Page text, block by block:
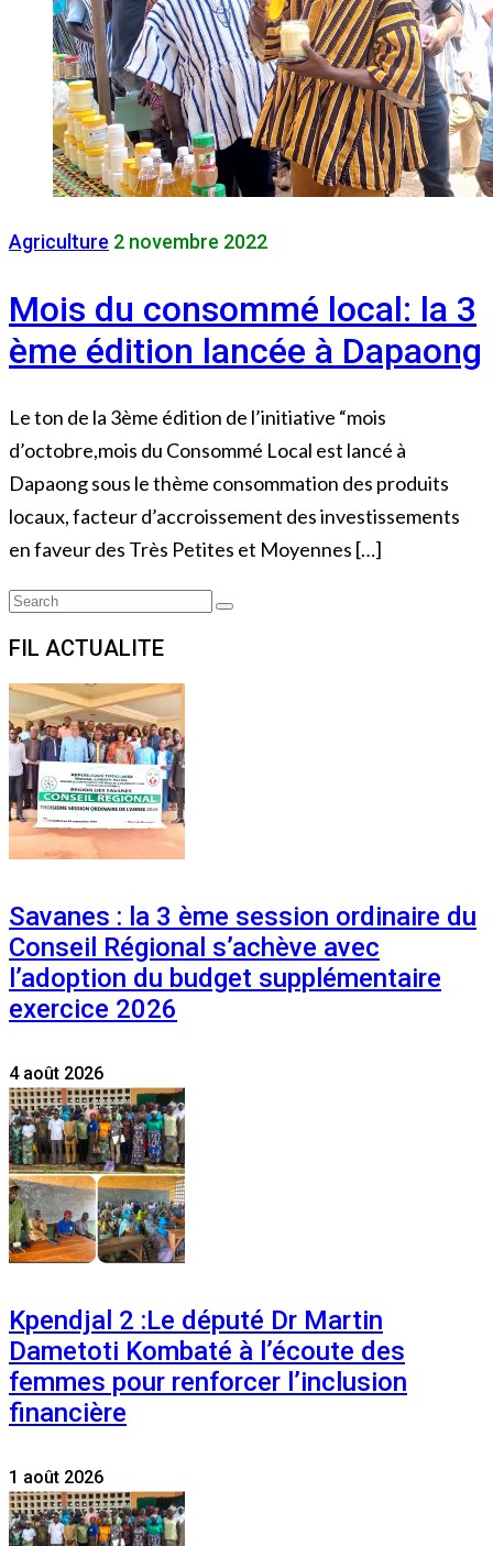
Agriculture 2 novembre 2022
Mois du consommé local: la 3
ème édition lancée à Dapaong
Le ton de la 3ème édition de l’initiative “mois
d’octobre,mois du Consommé Local est lancé à
Dapaong sous le thème consommation des produits
locaux, facteur d’accroissement des investissements
en faveur des Très Petites et Moyennes […]
Search
Search
FIL ACTUALITE
Savanes : la 3 ème session ordinaire du
Conseil Régional s’achève avec
l’adoption du budget supplémentaire
exercice 2026
4 août 2026
Kpendjal 2 :Le député Dr Martin
Dametoti Kombaté à l’écoute des
femmes pour renforcer l’inclusion
financière
1 août 2026